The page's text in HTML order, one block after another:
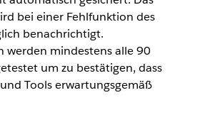
bei einer Fehlfunktion des
benachrichtigt.
werden mindestens alle 90
um zu bestätigen, dass
Tools erwartungsgemäß